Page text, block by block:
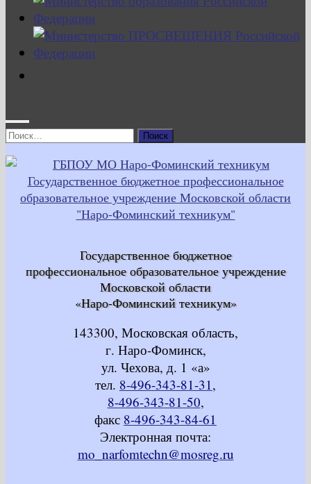
Найти:
Государственное бюджетное
профессиональное образовательное учреждение
Московской области
«Наро-Фоминский техникум»
143300, Московская область,
г. Наро-Фоминск,
ул. Чехова, д. 1 «а»
тел. 8-496-343-81-31,
8-496-343-81-50,
факс 8-496-343-84-61
Электронная почта:
mo_narfomtechn@mosreg.ru